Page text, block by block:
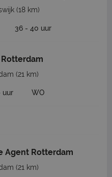
(18 km)
36 - 40 uur
(21 km)
uur WO
Agent Rotterdam
(21 km)